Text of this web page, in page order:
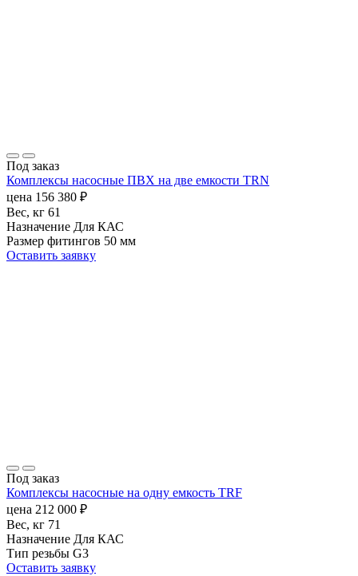
Под заказ
Комплексы насосные ПВХ на две емкости TRN
цена 156 380 ₽
Вес, кг 61
Назначение Для КАС
Размер фитингов 50 мм
Оставить заявку
Под заказ
Комплексы насосные на одну емкость TRF
цена 212 000 ₽
Вес, кг 71
Назначение Для КАС
Тип резьбы G3
Оставить заявку